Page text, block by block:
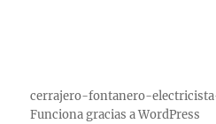
cerrajero-fontanero-
Funciona gracias a WordPress